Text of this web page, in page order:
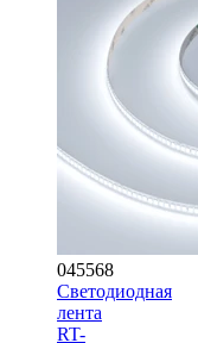
045568
Светодиодная
лента
RT-